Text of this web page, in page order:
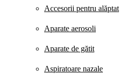
Accesorii pentru alăptat
Aparate aerosoli
Aparate de gătit
Aspiratoare nazale